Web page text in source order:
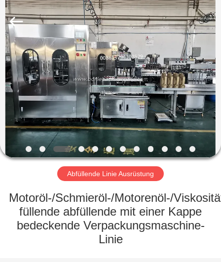
ZU
HAUSE
PRODUKTE
VIDEOS
ÜBER
WERKSBESICHTIGUNG
QUALITÄTSKONTROLLE
TENGZHUO
Machinery
Equipment
Co,Ltd..
Rights
Reserved.
Abfüllende Linie Ausrüstung
Motoröl-/Schmieröl-/Motorenöl-/
füllende abfüllende mit einer Kappe
bedeckende Verpackungsmaschine-
Linie